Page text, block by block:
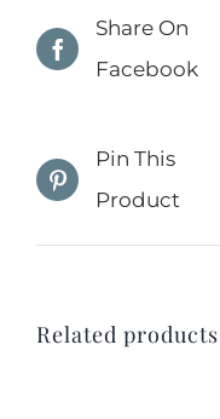
Share On
Facebook
Pin This
Product
Related products